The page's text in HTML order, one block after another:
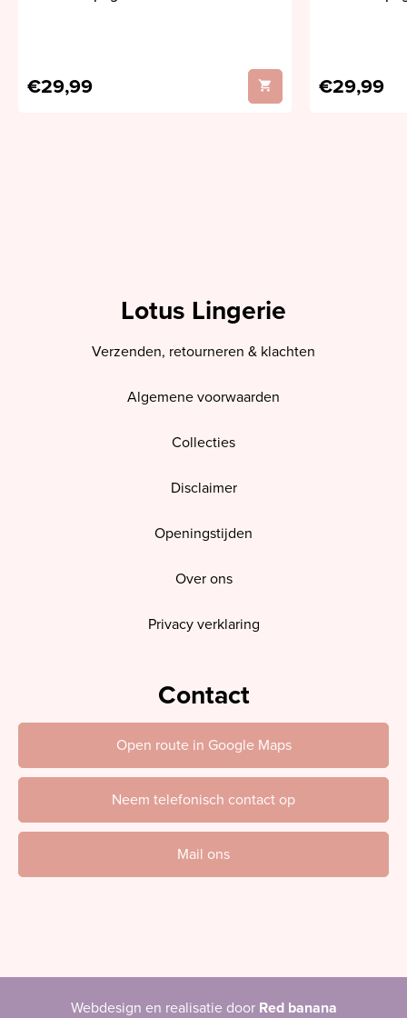
€29,99 €29,99
Lotus Lingerie
Verzenden, retourneren & klachten
Algemene voorwaarden
Collecties
Disclaimer
Openingstijden
Over ons
Privacy verklaring
Contact
Open route in Google Maps
Neem telefonisch contact op
Mail ons
Webdesign en realisatie door Red banana